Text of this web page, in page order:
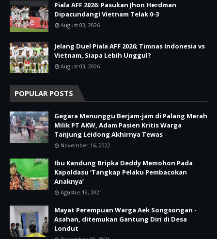
Piala AFF 2026: Pasukan Jhon Herdman
Dipacundangi Vietnam Telak 0-3
August 03, 2026
Jelang Duel Piala AFF 2026; Timnas Indonesia vs
Vietnam, Siapa Lebih Unggul?
August 03, 2026
POPULAR POSTS
Gegara Menunggu Berjam-jam di Palang Merah
Milik PT AKW, Adam Pasien Kritis Warga
Tanjung Leidong Akhirnya Tewas
November 16, 2022
Ibu Kandung Bripka Deddy Memohon Pada
Kapoldasu ‘Tangkap Pelaku Pembacokan
Anaknya’
Agustus 19, 2021
Mayat Perempuan Warga Aek Songsongan -
Asahan, ditemukan Gantung Diri di Desa
Londut